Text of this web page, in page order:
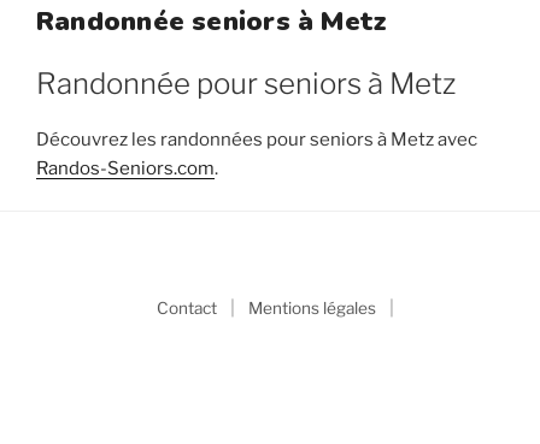
Randonnée seniors à Metz
Randonnée pour seniors à Metz
Découvrez les randonnées pour seniors à Metz avec
Randos-Seniors.com.
Contact Mentions légales